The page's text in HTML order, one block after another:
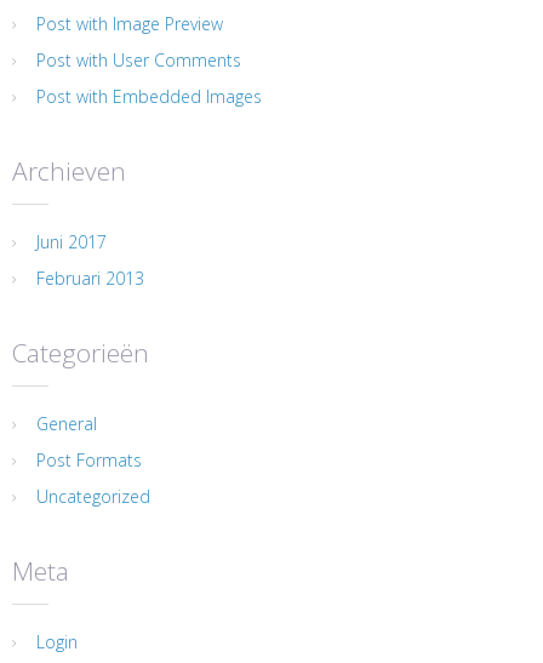
Post with Image Preview
Post with User Comments
Post with Embedded Images
Archieven
Juni 2017
Februari 2013
Categorieën
General
Post Formats
Uncategorized
Meta
Login